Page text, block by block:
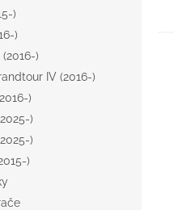
)
)
)
IV (2016-)
)
)
)
)